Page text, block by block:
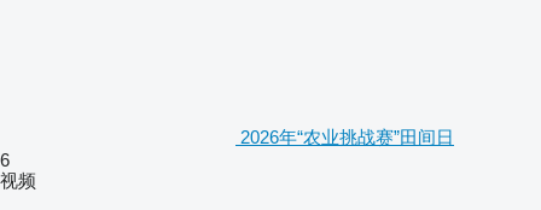
2026年“农业挑战赛”田间日
6
视频